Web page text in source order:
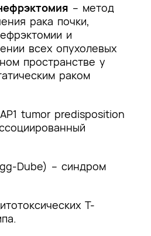
– метод
рака почки,
и
всех опухолевых
пространстве у
раком
tumor predisposition
Dube) – синдром
Т-